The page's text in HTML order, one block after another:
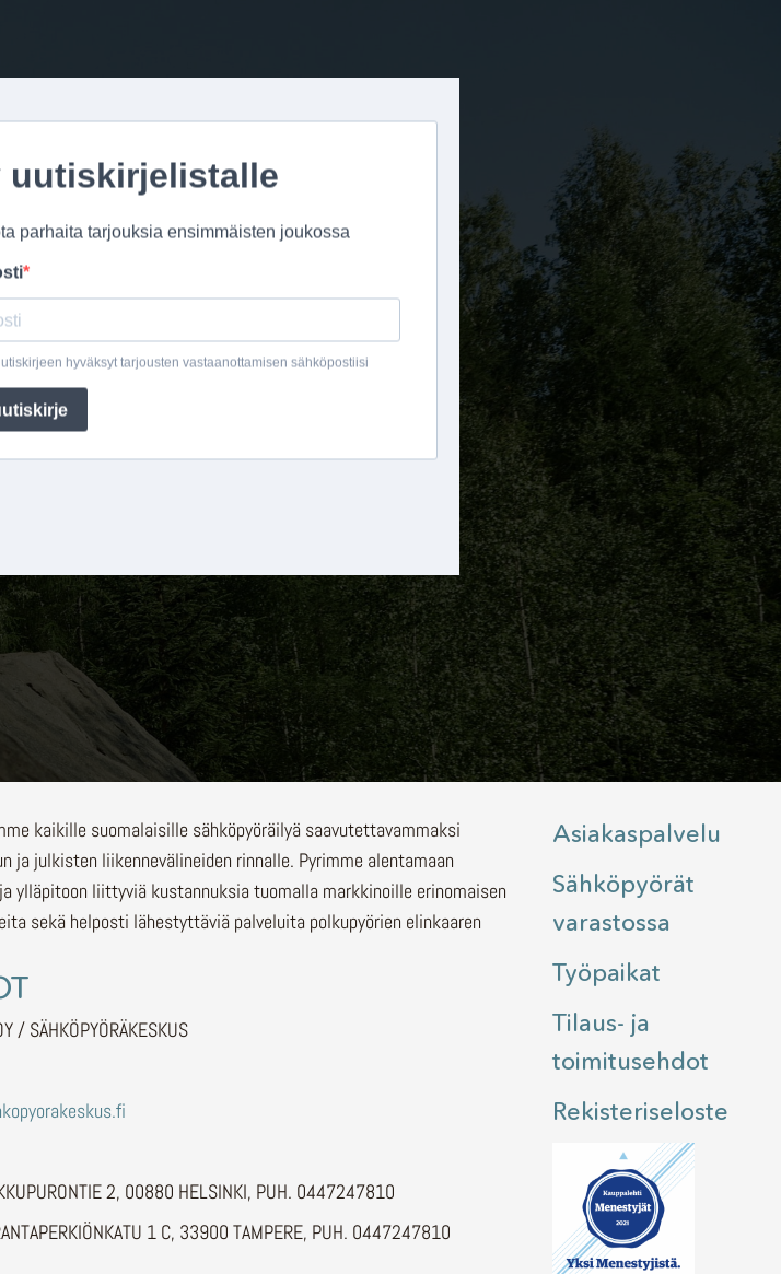
kaikille suomalaisille sähköpyöräilyä saavutettavammaksi
ja julkisten liikennevälineiden rinnalle. Pyrimme alentamaan
ylläpitoon liittyviä kustannuksia tuomalla markkinoille erinomaisen
sekä helposti lähestyttäviä palveluita polkupyörien elinkaaren
/ SÄHKÖPYÖRÄKESKUS
2, 00880 HELSINKI, PUH. 0447247810
1 C, 33900 TAMPERE, PUH. 0447247810
Asiakaspalvelu
Sähköpyörät
varastossa
Työpaikat
Tilaus- ja
toimitusehdot
Rekisteriseloste